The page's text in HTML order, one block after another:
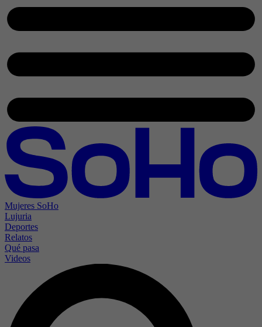
Mujeres SoHo
Lujuria
Deportes
Relatos
Qué pasa
Videos